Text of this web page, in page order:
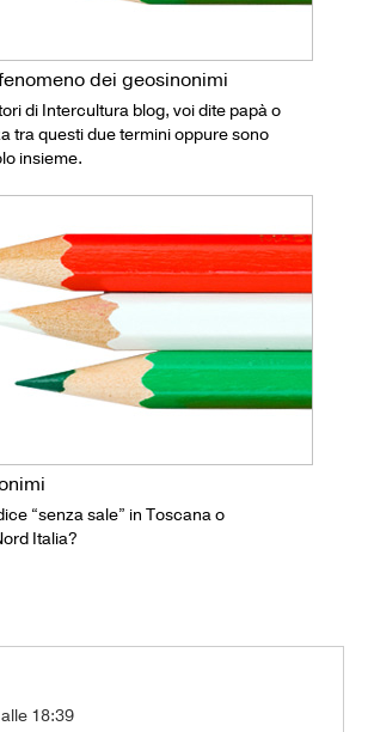
dei geosinonimi
di Intercultura blog, voi dite papà o
tra questi due termini oppure sono
insieme.
“senza sale” in Toscana o
Italia?
18:39